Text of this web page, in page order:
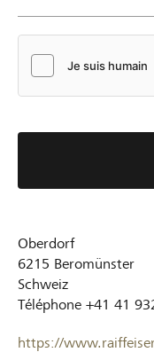
Oberdorf
6215 Beromünster
Schweiz
Téléphone +41 41
https://